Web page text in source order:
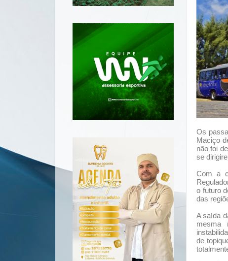
Os
Maciço
não foi
se
Com a
o futuro
das
A saída
mesma
de